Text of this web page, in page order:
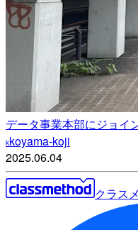
データ事業本部にジョイ
kkoyama-koji
2025.06.04
クラス